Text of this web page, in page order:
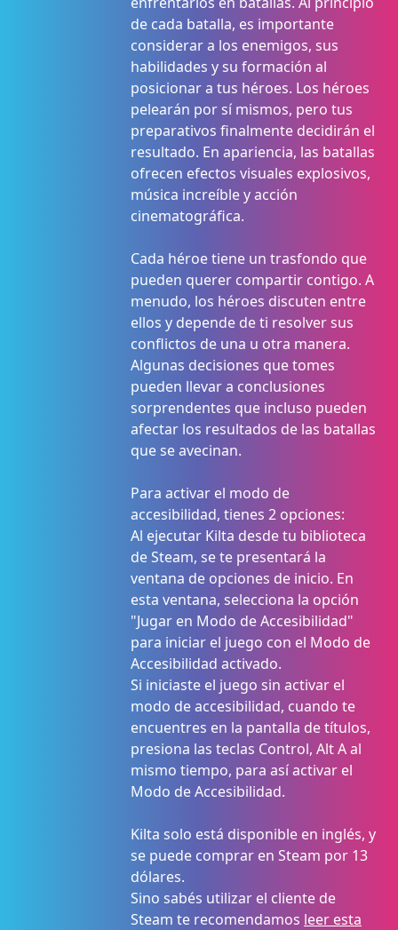
de cada batalla, es importante
considerar a los enemigos, sus
habilidades y su formación al
posicionar a tus héroes. Los héroes
pelearán por sí mismos, pero tus
preparativos finalmente decidirán el
resultado. En apariencia, las batallas
ofrecen efectos visuales explosivos,
música increíble y acción
cinematográfica.
Cada héroe tiene un trasfondo que
pueden querer compartir contigo. A
menudo, los héroes discuten entre
ellos y depende de ti resolver sus
conflictos de una u otra manera.
Algunas decisiones que tomes
pueden llevar a conclusiones
sorprendentes que incluso pueden
afectar los resultados de las batallas
que se avecinan.
Para activar el modo de
accesibilidad, tienes 2 opciones:
Al ejecutar Kilta desde tu biblioteca
de Steam, se te presentará la
ventana de opciones de inicio. En
esta ventana, selecciona la opción
"Jugar en Modo de Accesibilidad"
para iniciar el juego con el Modo de
Accesibilidad activado.
Si iniciaste el juego sin activar el
modo de accesibilidad, cuando te
encuentres en la pantalla de títulos,
presiona las teclas Control, Alt A al
mismo tiempo, para así activar el
Modo de Accesibilidad.
Kilta solo está disponible en inglés, y
se puede comprar en Steam por 13
dólares.
Sino sabés utilizar el cliente de
Steam te recomendamos leer esta